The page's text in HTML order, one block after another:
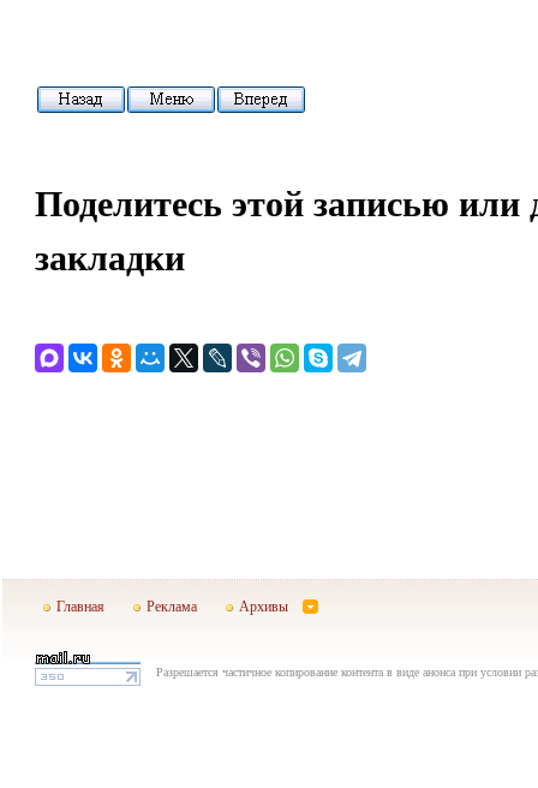
Поделитесь этой записью или
закладки
Главная Реклама Архивы
Разрешается частичное копирование контента в виде анонса при условии